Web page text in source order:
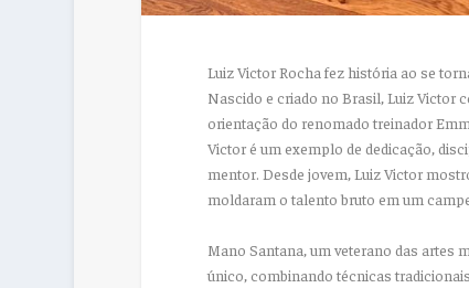
Luiz Victor Rocha fez história ao se
Nascido e criado no Brasil, Luiz Victor
orientação do renomado treinador
Victor é um exemplo de dedicação,
mentor. Desde jovem, Luiz Victor
moldaram o talento bruto em um
Mano Santana, um veterano das artes
único, combinando técnicas